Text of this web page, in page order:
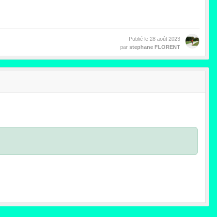
Publié le 28 août 2023
par stephane FLORENT